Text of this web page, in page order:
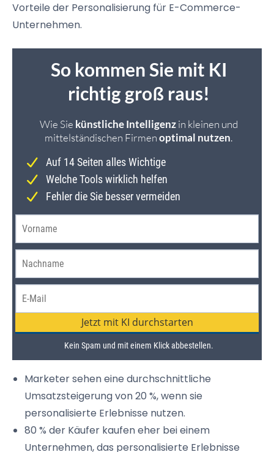
Vorteile der Personalisierung für E-Commerce-
Unternehmen.
Marketersehen eine durchschnittliche
Umsatzsteigerung von 20 %, wenn sie
personalisierte Erlebnisse nutzen.
80 % der Käufer kaufen eher bei einem
Unternehmen, das personalisierte Erlebnisse